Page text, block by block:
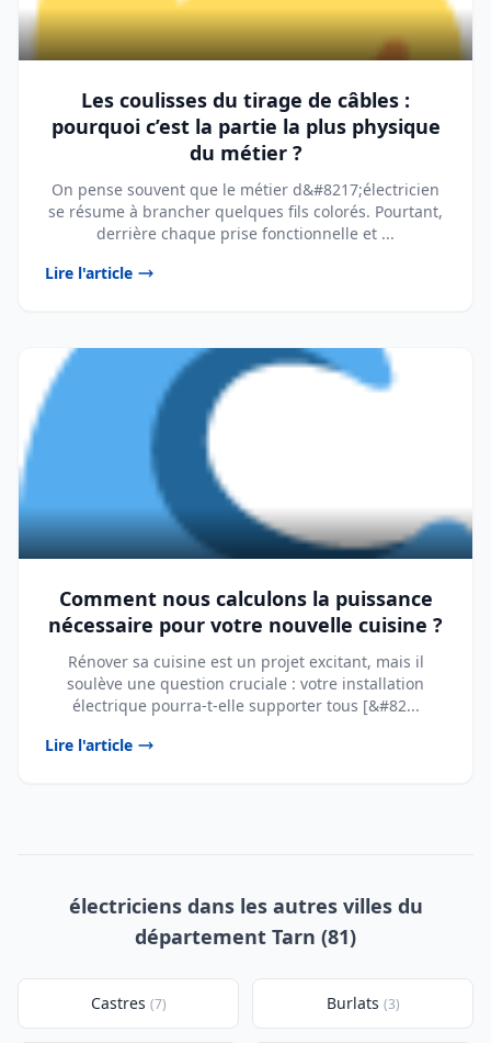
Les coulisses du tirage de câbles :
pourquoi c’est la partie la plus physique
du métier ?
On pense souvent que le métier d&#8217;électricien
se résume à brancher quelques fils colorés. Pourtant,
derrière chaque prise fonctionnelle et ...
Lire l'article
Comment nous calculons la puissance
nécessaire pour votre nouvelle cuisine ?
Rénover sa cuisine est un projet excitant, mais il
soulève une question cruciale : votre installation
électrique pourra-t-elle supporter tous [&#82...
Lire l'article
électriciens dans les autres villes du
département Tarn (81)
Castres (7) Burlats (3)